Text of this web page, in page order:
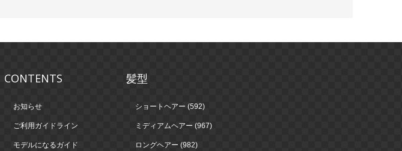
CONTENTS
お知らせ
ご利用ガイドライン
モデルになるガイド
髪型
ショートヘアー (592)
ミディアムヘアー (967)
ロングヘアー (982)